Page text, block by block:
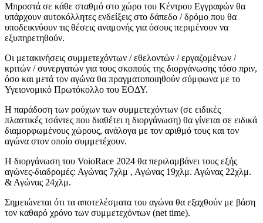
Μπροστά σε κάθε σταθμό στο χώρο του Κέντρου Εγγραφών θα
υπάρχουν αυτοκόλλητες ενδείξεις στο δάπεδο / δρόμο που θα
υποδεικνύουν τις θέσεις αναμονής για όσους περιμένουν να
εξυπηρετηθούν.
Οι μετακινήσεις συμμετεχόντων / εθελοντών / εργαζομένων /
κριτών / συνεργατών για τους σκοπούς της διοργάνωσης τόσο πριν,
όσο και μετά τον αγώνα θα πραγματοποιηθούν σύμφωνα με το
Υγειονομικό Πρωτόκολλο του ΕΟΔΥ.
Η παράδοση των ρούχων των συμμετεχόντων (σε ειδικές
πλαστικές τσάντες που διαθέτει η διοργάνωση) θα γίνεται σε ειδικά
διαμορφωμένους χώρους, ανάλογα με τον αριθμό τους και τον
αγώνα στον οποίο συμμετέχουν.
Η διοργάνωση του VoioRace 2024 θα περιλαμβάνει τους εξής
αγώνες-διαδρομές: Αγώνας 7χλμ , Αγώνας 19χλμ. Αγώνας 22χλμ.
& Αγώνας 24χλμ.
Σημειώνεται ότι τα αποτελέσματα του αγώνα θα εξαχθούν με βάση
τον καθαρό χρόνο των συμμετεχόντων (net time).